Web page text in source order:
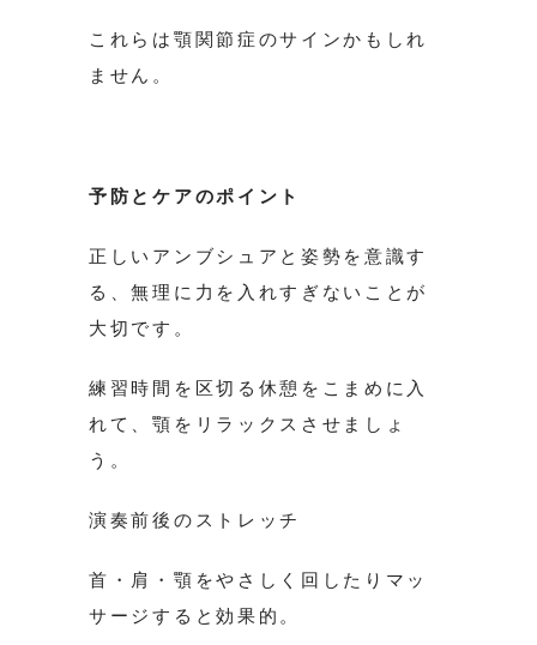
これらは顎関節症のサインかもしれ
ません。
予防とケアのポイント
正しいアンブシュアと姿勢を意識す
る、無理に力を入れすぎないことが
大切です。
練習時間を区切る休憩をこまめに入
れて、顎をリラックスさせましょ
う。
演奏前後のストレッチ
首・肩・顎をやさしく回したりマッ
サージすると効果的。